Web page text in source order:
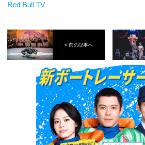
Red Bull TV
< 前の記事へ